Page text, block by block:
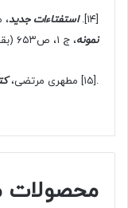
[۱۴] .استفتاءات جدید،
نمونه، ج ۱، ص۶۵۳ (بقره: ۱۸۷) .
.[۱۵] مطهری مرتضی،
محصولات